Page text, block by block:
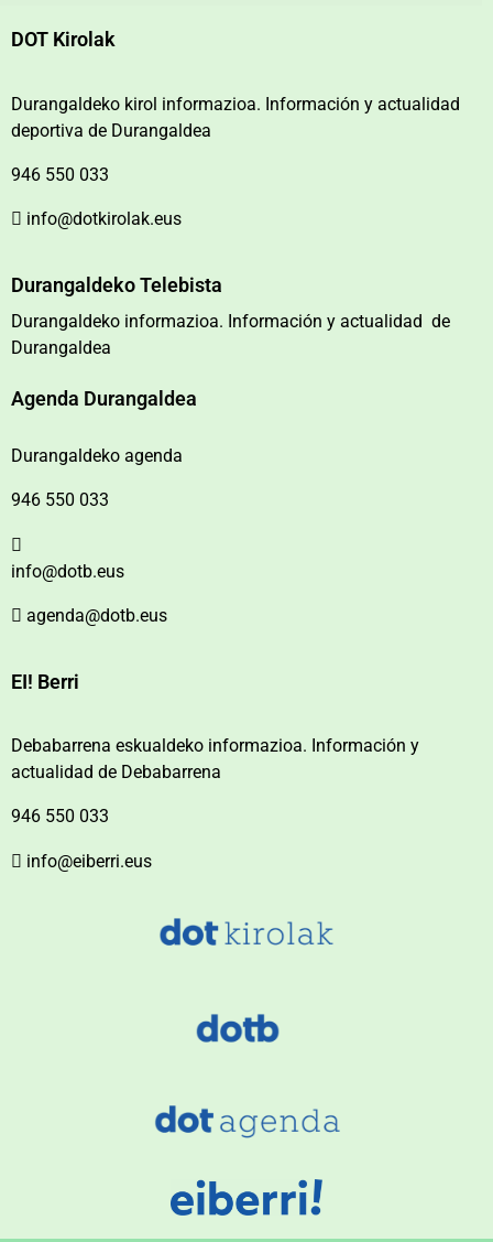
DOT Kirolak
Durangaldeko kirol informazioa. Información y actualidad
deportiva de Durangaldea
946 550 033
info@dotkirolak.eus
Durangaldeko Telebista
Durangaldeko informazioa. Información y actualidad de
Durangaldea
Agenda Durangaldea
Durangaldeko agenda
946 550 033
info@dotb.eus
agenda@dotb.eus
EI! Berri
Debabarrena eskualdeko informazioa. Información y
actualidad de Debabarrena
946 550 033
info@eiberri.eus